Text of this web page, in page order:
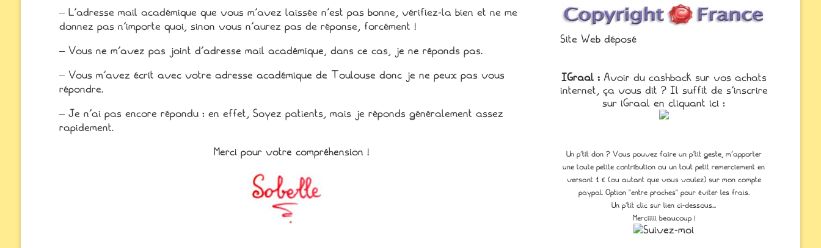
– L’adresse mail académique que vous m’avez laissée n’est pas bonne, vérifiez-la bien et ne me
donnez pas n’importe quoi, sinon vous n’aurez pas de réponse, forcément !
– Vous ne m’avez pas joint d’adresse mail académique, dans ce cas, je ne réponds pas.
– Vous m’avez écrit avec votre adresse académique de Toulouse donc je ne peux pas vous
répondre.
– Je n’ai pas encore répondu : en effet, Soyez patients, mais je réponds généralement assez
rapidement.
Merci pour votre compréhension !
Site Web déposé
IGraal :Avoir du cashback sur vos achats
internet, ça vous dit ? Il suffit de s'inscrire
sur iGraal en cliquant ici :
Un p'tit don ? Vous pouvez faire un p’tit geste, m’apporter
une toute petite contribution ou un tout petit remerciement en
versant 1 € (ou autant que vous voulez) sur mon compte
paypal. Option "entre proches" pour éviter les frais.
Un p'tit clic sur lien ci-dessous...
Merciiiii beaucoup !